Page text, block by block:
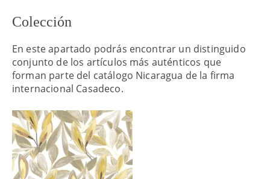
Colección
En este apartado podrás encontrar un distinguido
conjunto de los artículos más auténticos que
forman parte del catálogo Nicaragua de la firma
internacional Casadeco.